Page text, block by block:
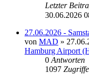
Letzter
30.06.2026
27.06.2026 -
von MAD »
Hamburg Airport
0 Antworten
1097 Zugriffe